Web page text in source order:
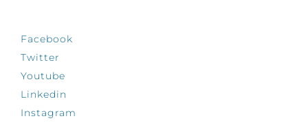
Facebook
Twitter
Youtube
Linkedin
Instagram